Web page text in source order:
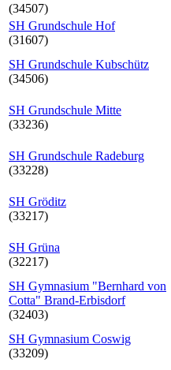
(34507)
SH Grundschule Hof
(31607)
SH Grundschule Kubschütz
(34506)
SH Grundschule Mitte
(33236)
SH Grundschule Radeburg
(33228)
SH Gröditz
(33217)
SH Grüna
(32217)
SH Gymnasium "Bernhard von
Cotta" Brand-Erbisdorf
(32403)
SH Gymnasium Coswig
(33209)